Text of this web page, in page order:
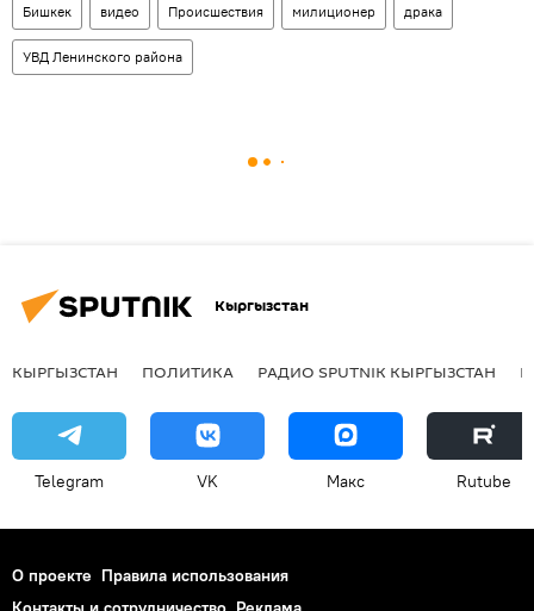
Бишкек видео Происшествия милиционер драка
УВД Ленинского района
Кыргызстан
КЫРГЫЗСТАН ПОЛИТИКА РАДИО SPUTNIK КЫРГЫЗСТАН
Telegram VK Макс Rutube
О проекте Правила использования